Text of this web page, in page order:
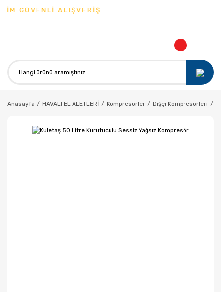
GÜVENLİ ALIŞVERİŞ
Anasayfa HAVALI EL ALETLERİ Kompresörler Dişçi Kompresörleri